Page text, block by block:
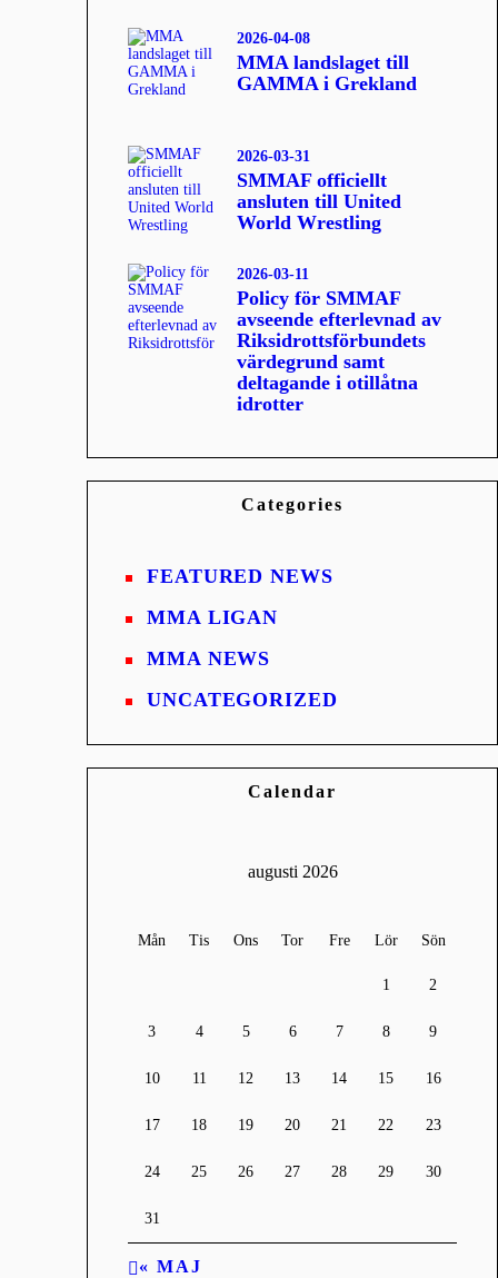
MMA landslaget till
GAMMA i Grekland
2026-04-08
SMMAF officiellt
ansluten till United
World Wrestling
2026-03-31
Policy för SMMAF
avseende efterlevnad av
Riksidrottsförbundets
värdegrund samt
deltagande i otillåtna
idrotter
2026-03-11
Categories
FEATURED NEWS
MMA LIGAN
MMA NEWS
UNCATEGORIZED
Calendar
augusti 2026
Mån Tis Ons Tor Fre Lör Sön
1 2
3 4 5 6 7 8 9
10 11 12 13 14 15 16
17 18 19 20 21 22 23
24 25 26 27 28 29 30
31
« MAJ